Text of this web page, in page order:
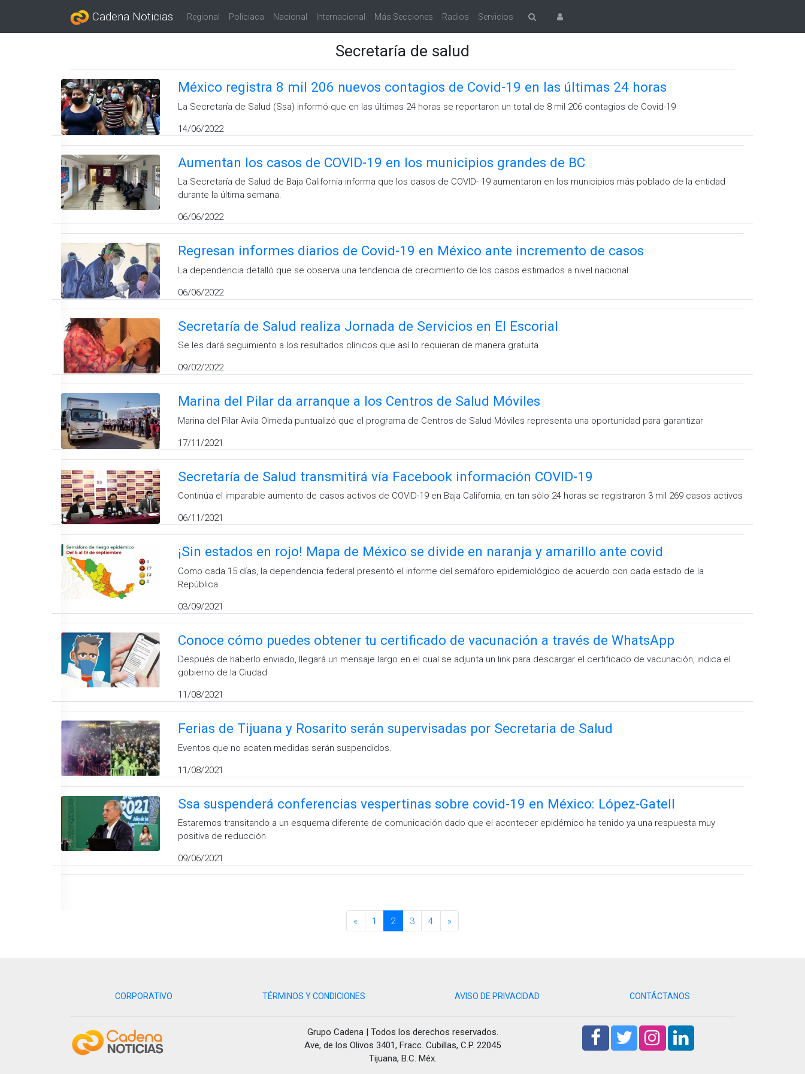
Cadena Noticias Regional Policiaca Nacional Internacional Más Secciones Radios Servicios
Secretaría de salud
México registra 8 mil 206 nuevos contagios de Covid-19 en las últimas 24 horas
La Secretaría de Salud (Ssa) informó que en las últimas 24 horas se reportaron un total de 8 mil 206 contagios de Covid-19
14/06/2022
Aumentan los casos de COVID-19 en los municipios grandes de BC
La Secretaría de Salud de Baja California informa que los casos de COVID- 19 aumentaron en los municipios más poblado de la entidad
durante la última semana.
06/06/2022
Regresan informes diarios de Covid-19 en México ante incremento de casos
La dependencia detalló que se observa una tendencia de crecimiento de los casos estimados a nivel nacional
06/06/2022
Secretaría de Salud realiza Jornada de Servicios en El Escorial
Se les dará seguimiento a los resultados clínicos que así lo requieran de manera gratuita
09/02/2022
Marina del Pilar da arranque a los Centros de Salud Móviles
Marina del Pilar Avila Olmeda puntualizó que el programa de Centros de Salud Móviles representa una oportunidad para garantizar
17/11/2021
Secretaría de Salud transmitirá vía Facebook información COVID-19
Continúa el imparable aumento de casos activos de COVID-19 en Baja California, en tan sólo 24 horas se registraron 3 mil 269 casos activos
06/11/2021
¡Sin estados en rojo! Mapa de México se divide en naranja y amarillo ante covid
Como cada 15 días, la dependencia federal presentó el informe del semáforo epidemiológico de acuerdo con cada estado de la
República
03/09/2021
Conoce cómo puedes obtener tu certificado de vacunación a través de WhatsApp
Después de haberlo enviado, llegará un mensaje largo en el cual se adjunta un link para descargar el certificado de vacunación, indica el
gobierno de la Ciudad
11/08/2021
Ferias de Tijuana y Rosarito serán supervisadas por Secretaria de Salud
Eventos que no acaten medidas serán suspendidos.
11/08/2021
Ssa suspenderá conferencias vespertinas sobre covid-19 en México: López-Gatell
Estaremos transitando a un esquema diferente de comunicación dado que el acontecer epidémico ha tenido ya una respuesta muy
positiva de reducción
09/06/2021
« 1 2 3 4 »
CORPORATIVO TÉRMINOS Y CONDICIONES AVISO DE PRIVACIDAD CONTÁCTANOS
Grupo Cadena | Todos los derechos reservados.
Ave, de los Olivos 3401, Fracc. Cubillas, C.P. 22045
Tijuana, B.C. Méx.